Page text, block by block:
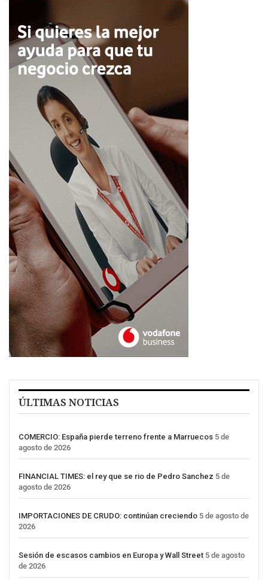
ÚLTIMAS NOTICIAS
COMERCIO: España pierde terreno frente a Marruecos 5 de
agosto de 2026
FINANCIAL TIMES: el rey que se rio de Pedro Sanchez 5 de
agosto de 2026
IMPORTACIONES DE CRUDO: continúan creciendo 5 de agosto de
2026
Sesión de escasos cambios en Europa y Wall Street 5 de agosto
de 2026